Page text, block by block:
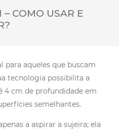
– COMO USAR E
para aqueles que buscam
tecnologia possibilita a
4 cm de profundidade em
semelhantes.
a aspirar a sujeira; ela